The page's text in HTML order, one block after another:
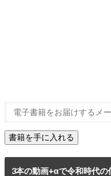
3本の動画+αで令和時代